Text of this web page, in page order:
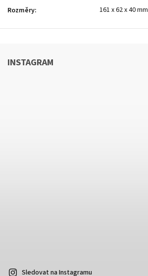
Rozměry: 161 x 62 x 40 mm
INSTAGRAM
Sledovat na Instagramu